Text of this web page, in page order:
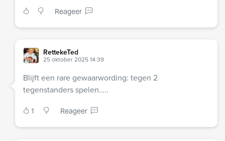
Reageer
RettekeTed
25 oktober 2025 14:39
Blijft een rare gewaarwording: tegen 2
tegenstanders spelen…..
1 Reageer